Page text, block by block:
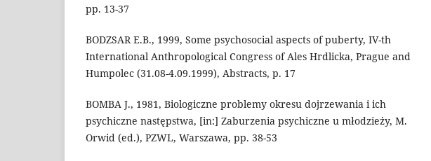
pp. 13-37
BODZSAR E.B., 1999, Some psychosocial aspects of puberty, IV-th
International Anthropological Congress of Ales Hrdlicka, Prague and
Humpolec (31.08-4.09.1999), Abstracts, p. 17
BOMBA J., 1981, Biologiczne problemy okresu dojrzewania i ich
psychiczne następstwa, [in:] Zaburzenia psychiczne u młodzieży, M.
Orwid (ed.), PZWL, Warszawa, pp. 38-53